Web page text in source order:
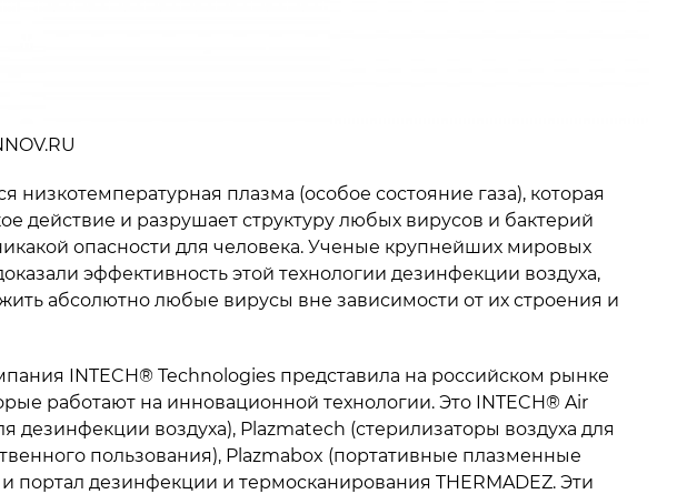
низкотемпературная плазма (особое состояние газа), которая
действие и разрушает структуру любых вирусов и бактерий
опасности для человека. Ученые крупнейших мировых
эффективность этой технологии дезинфекции воздуха,
абсолютно любые вирусы вне зависимости от их строения и
INTECH® Technologies представила на российском рынке
работают на инновационной технологии. Это INTECH® Air
дезинфекции воздуха), Plazmatech (стерилизаторы воздуха для
пользования), Plazmabox (портативные плазменные
портал дезинфекции и термосканирования THERMADEZ. Эти